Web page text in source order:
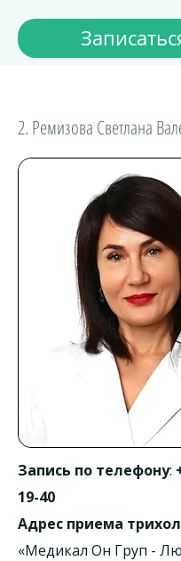
2. Ремизова Светлана
Запись по телефону:
19-40
Адрес приема
«Медикал Он Груп -